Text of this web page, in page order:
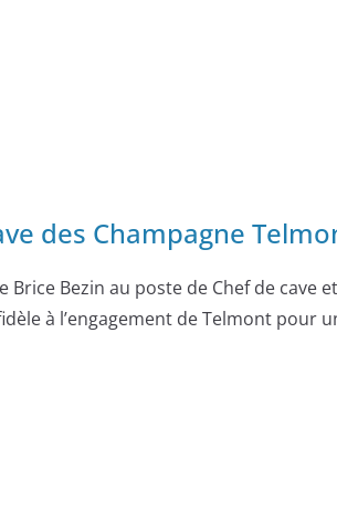
des Champagne
Bezin au poste de Chef de
à l’engagement de Telmont pour